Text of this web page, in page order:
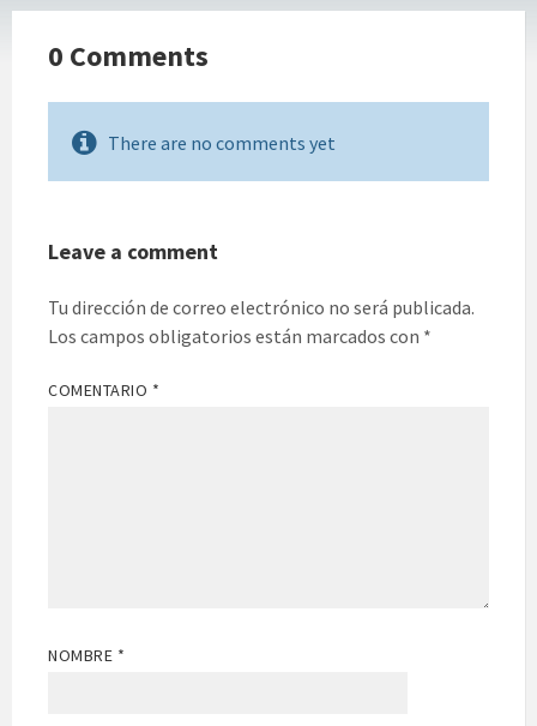
0 Comments
There are no comments yet
Leave a comment
Tu dirección de correo electrónico no será publicada.
Los campos obligatorios están marcados con *
COMENTARIO *
NOMBRE *